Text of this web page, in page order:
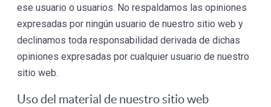
ese usuario o usuarios. No respaldamos las opiniones
expresadas por ningún usuario de nuestro sitio web y
declinamos toda responsabilidad derivada de dichas
opiniones expresadas por cualquier usuario de nuestro
sitio web.
Uso del material de nuestro sitio web